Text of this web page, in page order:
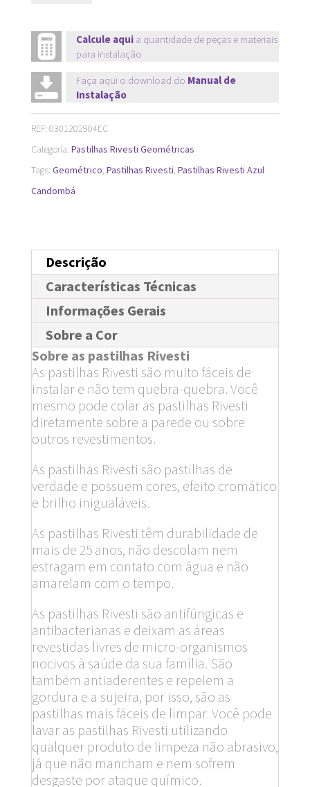
Azul
Candombá
33
x
33
cm
quantidade
Calcule aquia quantidade de peças e materiais
para instalação
Faça aqui o download do Manual de
Instalação
REF: 0301202904EC
Categoria: Pastilhas Rivesti Geométricas
Tags: Geométrico, Pastilhas Rivesti, Pastilhas Rivesti Azul
Candombá
Descrição
Características Técnicas
Informações Gerais
Sobre a Cor
Sobre as pastilhas Rivesti
As pastilhas Rivesti são muito fáceis de
instalar e não tem quebra-quebra. Você
mesmo pode colar as pastilhas Rivesti
diretamente sobre a parede ou sobre
outros revestimentos.
As pastilhas Rivesti são pastilhas de
verdade e possuem cores, efeito cromático
e brilho inigualáveis.
As pastilhas Rivesti têm durabilidade de
mais de 25 anos, não descolam nem
estragam em contato com água e não
amarelam com o tempo.
As pastilhas Rivesti são antifúngicas e
antibacterianas e deixam as áreas
revestidas livres de micro-organismos
nocivos à saúde da sua família. São
também antiaderentes e repelem a
gordura e a sujeira, por isso, são as
pastilhas mais fáceis de limpar. Você pode
lavar as pastilhas Rivesti utilizando
qualquer produto de limpeza não abrasivo,
já que não mancham e nem sofrem
desgaste por ataque químico.